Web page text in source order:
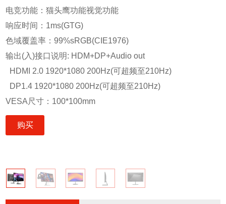
电竞功能：猫头鹰功能视觉功能
响应时间：1ms(GTG)
色域覆盖率：99%sRGB(CIE1976)
输出(入)接口说明: HDM+DP+Audio out
HDMI 2.0 1920*1080 200Hz(可超频至210Hz)
DP1.4 1920*1080 200Hz(可超频至210Hz)
VESA尺寸：100*100mm
购买